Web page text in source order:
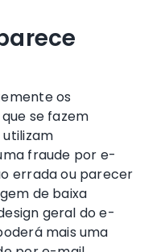
os
se fazem
fraude por e-
errada ou parecer
de baixa
geral do e-
mais uma